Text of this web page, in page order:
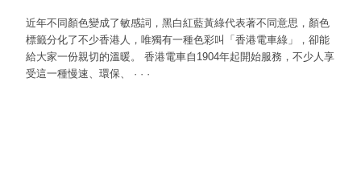
近年不同顏色變成了敏感詞，黑白紅藍黃綠代表著不同意思，顏色
標籤分化了不少香港人，唯獨有一種色彩叫「香港電車綠」，卻能
給大家一份親切的溫暖。 香港電車自1904年起開始服務，不少人享
受這一種慢速、環保、 · · ·